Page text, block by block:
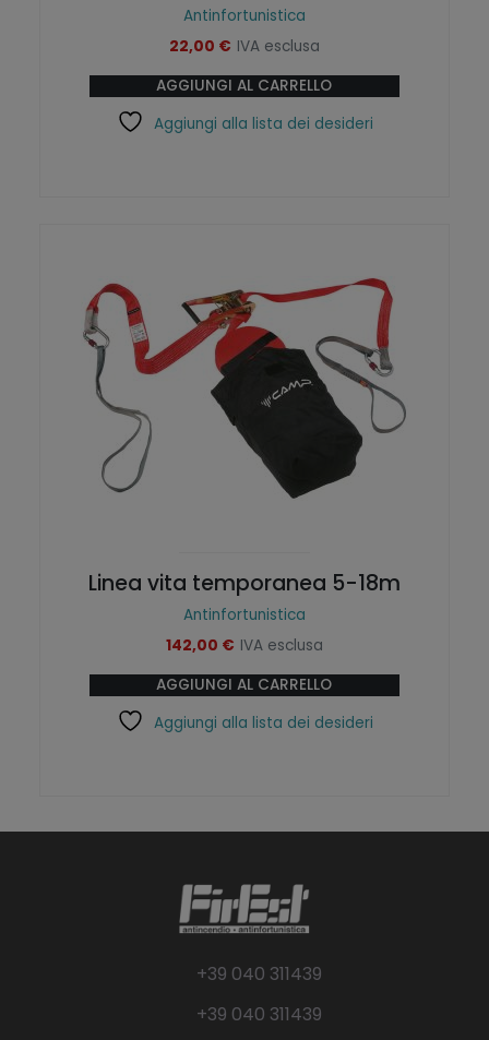
Antinfortunistica
22,00 € IVA esclusa
AGGIUNGI AL CARRELLO
Aggiungi alla lista dei desideri
Linea vita temporanea 5-18m
Antinfortunistica
142,00 € IVA esclusa
AGGIUNGI AL CARRELLO
Aggiungi alla lista dei desideri
+39 040 311439
+39 040 311439